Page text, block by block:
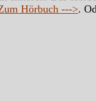
Hörbuch --->.